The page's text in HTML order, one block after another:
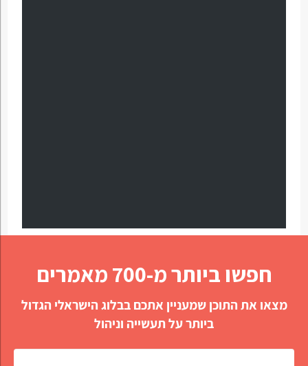
חפשו ביותר מ-700 מאמרים
מצאו את התוכן שמעניין אתכם בבלוג הישראלי הגדול
ביותר על תעשייה וניהול